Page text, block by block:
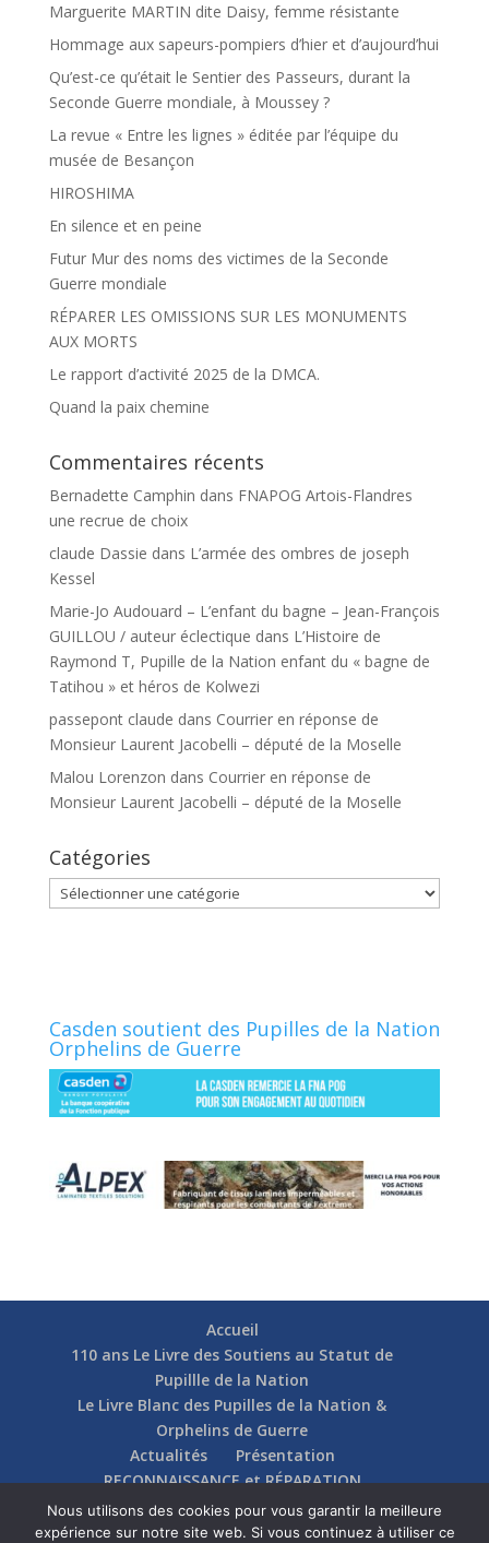
Marguerite MARTIN dite Daisy, femme résistante
Hommage aux sapeurs-pompiers d’hier et d’aujourd’hui
Qu’est-ce qu’était le Sentier des Passeurs, durant la
Seconde Guerre mondiale, à Moussey ?
La revue « Entre les lignes » éditée par l’équipe du
musée de Besançon
HIROSHIMA
En silence et en peine
Futur Mur des noms des victimes de la Seconde
Guerre mondiale
RÉPARER LES OMISSIONS SUR LES MONUMENTS
AUX MORTS
Le rapport d’activité 2025 de la DMCA.
Quand la paix chemine
Commentaires récents
Bernadette Camphin dans FNAPOG Artois-Flandres
une recrue de choix
claude Dassie dans L’armée des ombres de joseph
Kessel
Marie-Jo Audouard – L’enfant du bagne – Jean-François
GUILLOU / auteur éclectique dans L’Histoire de
Raymond T, Pupille de la Nation enfant du « bagne de
Tatihou » et héros de Kolwezi
passepont claude dans Courrier en réponse de
Monsieur Laurent Jacobelli – député de la Moselle
Malou Lorenzon dans Courrier en réponse de
Monsieur Laurent Jacobelli – député de la Moselle
Catégories
Catégories
Casden soutient des Pupilles de la Nation
Orphelins de Guerre
Accueil
110 ans Le Livre des Soutiens au Statut de
Pupillle de la Nation
Le Livre Blanc des Pupilles de la Nation &
Orphelins de Guerre
Actualités
Présentation
RECONNAISSANCE et RÉPARATION
Nos soutiens
Fédérations
Actions
Communication
Contact
Nous utilisons des cookies pour vous garantir la meilleure
expérience sur notre site web. Si vous continuez à utiliser ce